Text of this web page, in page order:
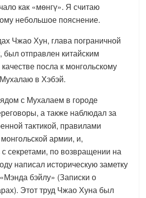
как «мөнгү». Я считаю
небольшое пояснение.
Чжао Хун, глава пограничной
был отправлен китайским
посла к монгольскому
в Хэбэй.
с Мухалаем в городе
а также наблюдал за
тактикой, правилами
армии, и,
секретами, по возвращении на
написал историческую заметку
бэйлу» (Записки о
Этот труд Чжао Хуна был